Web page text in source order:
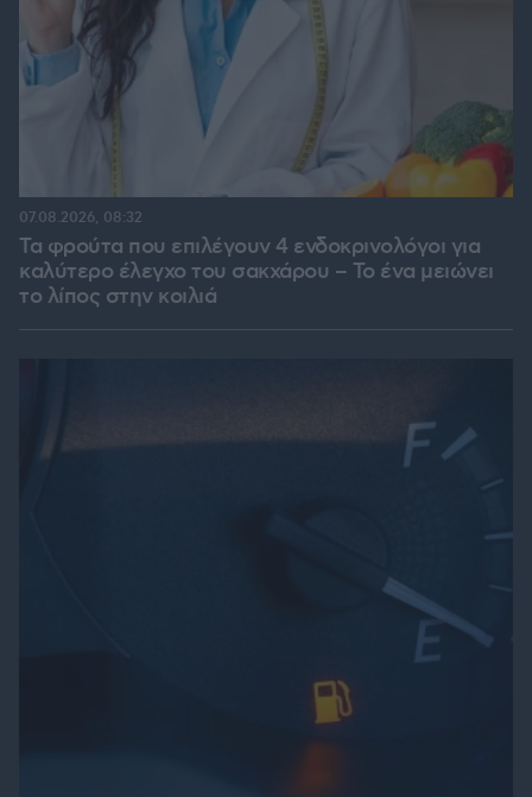
Τα φρούτα που επιλέγουν 4 ενδοκρινολόγοι για
καλύτερο έλεγχο του σακχάρου – Το ένα μειώνει
το λίπος στην κοιλιά
07.08.2026, 08:32